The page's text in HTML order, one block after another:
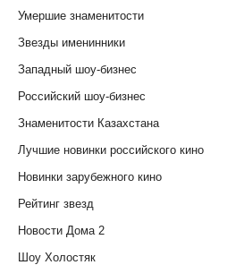
Умершие знаменитости
Звезды именинники
Западный шоу-бизнес
Российский шоу-бизнес
Знаменитости Казахстана
Лучшие новинки российского кино
Новинки зарубежного кино
Рейтинг звезд
Новости Дома 2
Шоу Холостяк